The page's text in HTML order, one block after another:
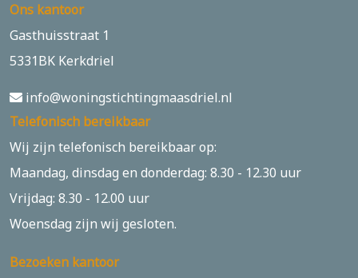
Ons kantoor
Gasthuisstraat 1
5331BK Kerkdriel
info@woningstichtingmaasdriel.nl
Telefonisch bereikbaar
Wij zijn telefonisch bereikbaar op:
Maandag, dinsdag en donderdag: 8.30 - 12.30 uur
Vrijdag: 8.30 - 12.00 uur
Woensdag zijn wij gesloten.
Bezoeken kantoor